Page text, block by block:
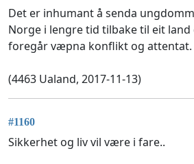
Det er inhumant å senda
Norge i lengre tid tilbake til eit
foregår væpna konflikt og attentat.
(4463 Ualand, 2017-11-13)
#1160
Sikkerhet og liv vil være i fare..